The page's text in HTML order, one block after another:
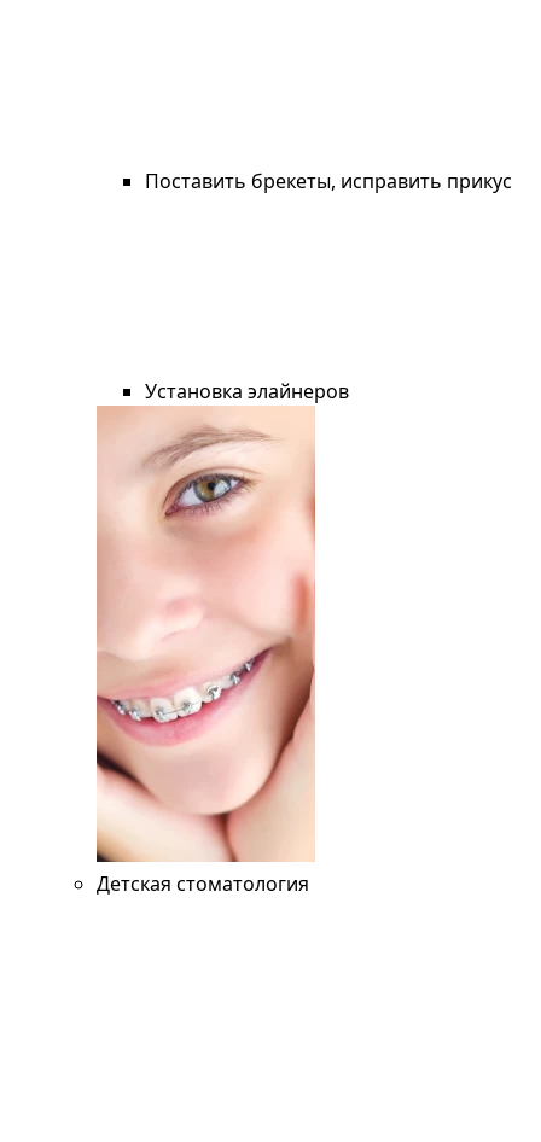
Поставить брекеты, исправить прикус
Установка элайнеров
Детская стоматология